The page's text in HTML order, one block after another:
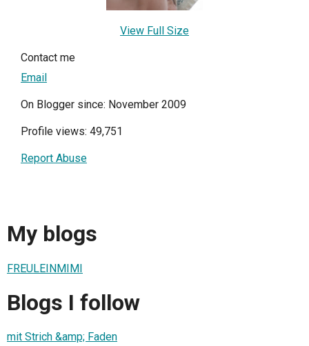
View Full Size
Contact me
Email
On Blogger since: November 2009
Profile views: 49,751
Report Abuse
My blogs
FREULEINMIMI
Blogs I follow
mit Strich &amp; Faden